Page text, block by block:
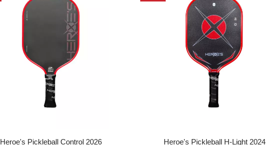
Heroe's Pickleball Control 2026
Heroe's Pickleball H-Light 2024